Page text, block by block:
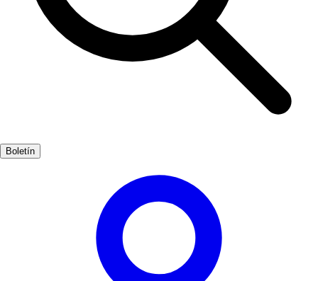
Boletín
región. Pasear por sus calles empedradas es como viajar en el
tiempo, rodeado de coloridas casas de pescadores y una atmósfera
que invita a disfrutar de la vida. La naturaleza que rodea a Bermeo
es impresionante. Desde los acantilados que ofrecen vistas
espectaculares del mar Cantábrico hasta la cercanía de la Reserva de
la Biosfera de Urdaibai, hay innumerables oportunidades para los
cercanas, como la de Laida, son perfectas para relajarse y disfrutar
Los mariscos frescos y los platos tradicionales vascos, como el
marmitako o el bacalao a la vizcaína, son imperdibles. Además, las
sidrerías y restaurantes locales ofrecen una experiencia culinaria que
refleja la riqueza del mar y la tierra.
Cultura, Naturaleza, Gastronomía
Muy Popular 3-5
Apto familias Exterior